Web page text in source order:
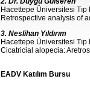
Hacettepe Üniversitesi Tıp
Retrospective analysis of
3. Neslihan Yıldırım
Hacettepe Üniversitesi Tıp
Cicatricial alopecia:
EADV Katılım Bursu